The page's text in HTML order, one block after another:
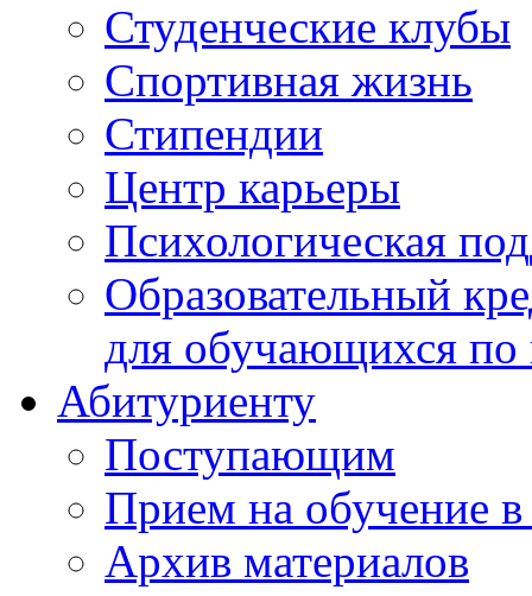
Студенческие клубы
Спортивная жизнь
Стипендии
Центр карьеры
Психологическая
Образовательный
для обучающихся
Абитуриенту
Поступающим
Прием на обучение в
Архив материалов